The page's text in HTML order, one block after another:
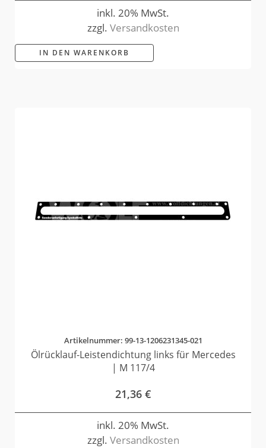
inkl. 20% MwSt.
zzgl. Versandkosten
IN DEN WARENKORB
Artikelnummer: 99-13-1206231345-021
Ölrücklauf-Leistendichtung links für Mercedes
| M 117/4
21,36 €
inkl. 20% MwSt.
zzgl. Versandkosten